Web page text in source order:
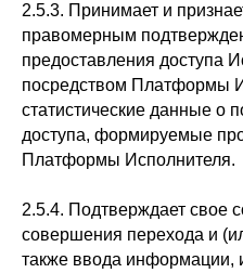
2.5.3. Принимает и
правомерным
предоставления доступа
посредством Платформы
статистические данные о
доступа, формируемые
Платформы Исполнителя.
2.5.4. Подтверждает свое
совершения перехода и
также ввода информации,